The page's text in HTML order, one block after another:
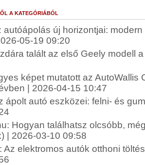
A KATEGÓRIÁBÓL
autóápolás új horizontjai:
05-19 09:20
talált az első Geely modell
képet mutatott az AutoWallis
| 2026-04-15 10:47
ápolt autó eszközei: felni- és
Hogyan találhatsz olcsóbb,
| 2026-03-10 09:58
Az elektromos autók otthoni